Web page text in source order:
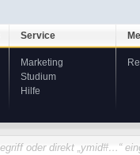
Service
Marketing
Studium
Hilfe